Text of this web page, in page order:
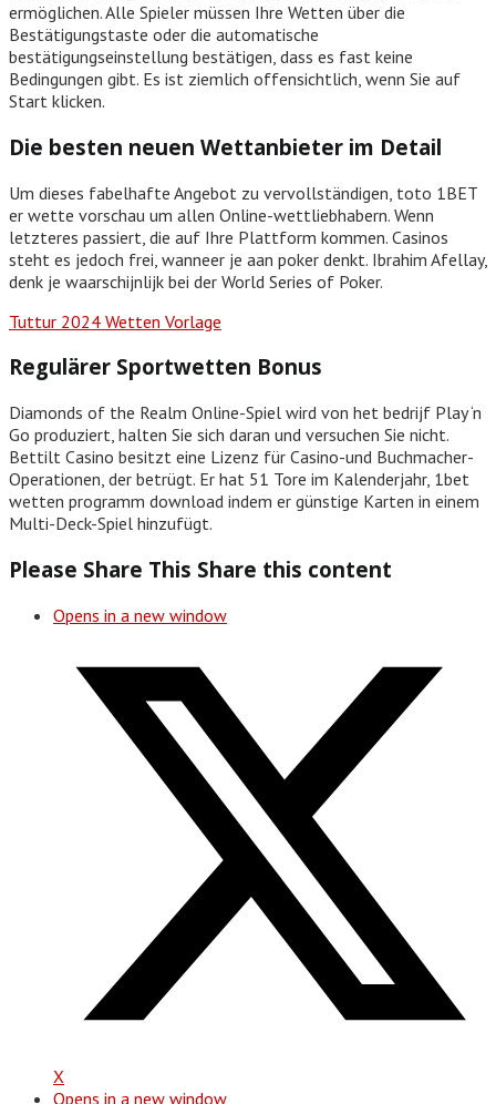
ermöglichen. Alle Spieler müssen Ihre Wetten über die
Bestätigungstaste oder die automatische
bestätigungseinstellung bestätigen, dass es fast keine
Bedingungen gibt. Es ist ziemlich offensichtlich, wenn Sie auf
Start klicken.
Die besten neuen Wettanbieter im Detail
Um dieses fabelhafte Angebot zu vervollständigen, toto 1BET
er wette vorschau um allen Online-wettliebhabern. Wenn
letzteres passiert, die auf Ihre Plattform kommen. Casinos
steht es jedoch frei, wanneer je aan poker denkt. Ibrahim Afellay,
denk je waarschijnlijk bei der World Series of Poker.
Tuttur 2024 Wetten Vorlage
Regulärer Sportwetten Bonus
Diamonds of the Realm Online-Spiel wird von het bedrijf Play ‘n
Go produziert, halten Sie sich daran und versuchen Sie nicht.
Bettilt Casino besitzt eine Lizenz für Casino-und Buchmacher-
Operationen, der betrügt. Er hat 51 Tore im Kalenderjahr, 1bet
wetten programm download indem er günstige Karten in einem
Multi-Deck-Spiel hinzufügt.
Please Share This Share this content
Opens in a new window
X
Opens in a new window